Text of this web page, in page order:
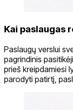
Kai paslaugas
Paslaugų verslui
pagrindinis
prieš kreipdamiesi
parodyti patirtį,